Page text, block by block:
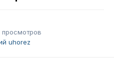
просмотров
uhorez